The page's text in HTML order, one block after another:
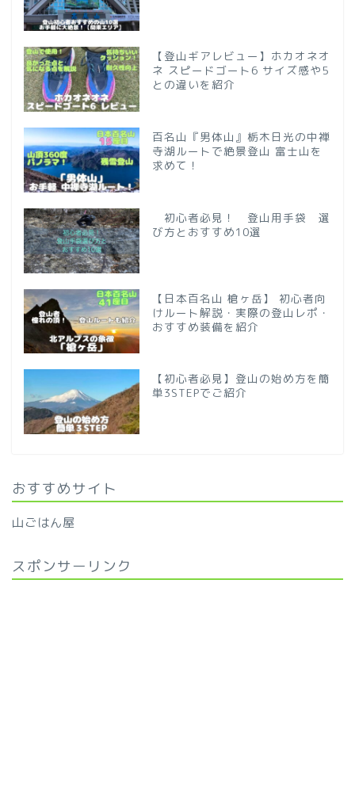
【登山ギアレビュー】ホカオネオ
ネ スピードゴート6 サイズ感や5
との違いを紹介
百名山『男体山』栃木日光の中禅
寺湖ルートで絶景登山 富士山を
求めて！
初心者必見！ 登山用手袋 選
び方とおすすめ10選
【日本百名山 槍ヶ岳】 初心者向
けルート解説・実際の登山レポ・
おすすめ装備を紹介
【初心者必見】登山の始め方を簡
単3STEPでご紹介
おすすめサイト
山ごはん屋
スポンサーリンク